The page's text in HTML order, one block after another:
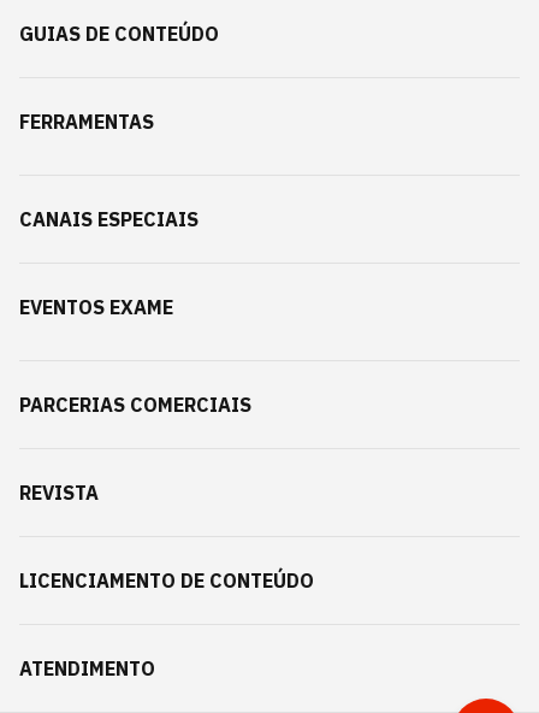
GUIAS DE CONTEÚDO
FERRAMENTAS
CANAIS ESPECIAIS
EVENTOS EXAME
PARCERIAS COMERCIAIS
REVISTA
LICENCIAMENTO DE CONTEÚDO
ATENDIMENTO